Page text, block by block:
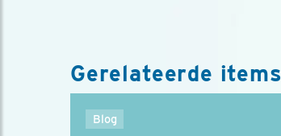
Gerelateerde items
Blog